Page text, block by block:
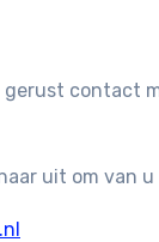
contact
uit om van